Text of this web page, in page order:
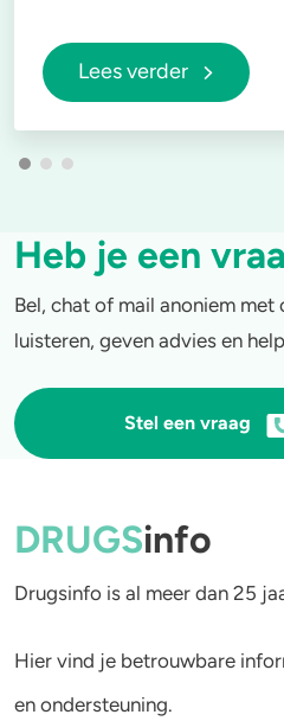
Lees verder
Heb je een
Bel, chat of mail anoniem met
luisteren, geven advies en
Stel een vraag
DRUGSinfo
Drugsinfo is al meer dan 25
Hier vind je betrouwbare
en ondersteuning.